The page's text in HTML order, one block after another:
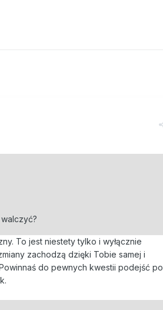
To jest niestety tylko i wyłącznie
zachodzą dzięki Tobie samej i
do pewnych kwestii podejść po